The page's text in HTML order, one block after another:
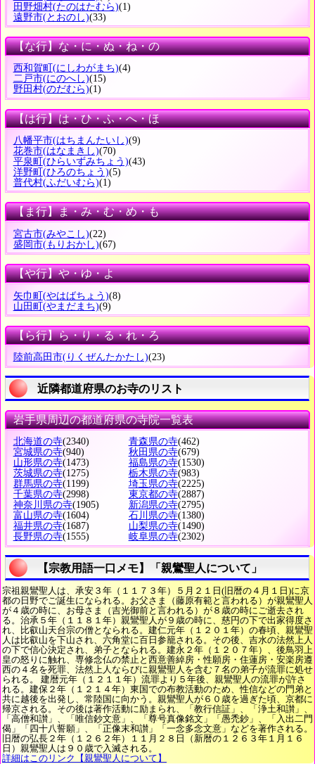
田野畑村(たのはたむら)(1)
遠野市(とおのし)(33)
【な行】な・に・ぬ・ね・の
西和賀町 (にしわがまち)(4)
二戸市(にのへし)(15)
野田村(のだむら)(1)
【は行】は・ひ・ふ・へ・ほ
八幡平市(はちまんたいし)(9)
花巻市(はなまきし)(70)
平泉町 (ひらいずみちょう)(43)
洋野町 (ひろのちょう)(5)
普代村(ふだいむら)(1)
【ま行】ま・み・む・め・も
宮古市(みやこし)(22)
盛岡市(もりおかし)(67)
【や行】や・ゆ・よ
矢巾町(やはばちょう)(8)
山田町(やまだまち)(9)
【ら行】ら・り・る・れ・ろ
陸前高田市(りくぜんたかたし)(23)
近隣都道府県のお寺のリスト
岩手県周辺の都道府県の寺院一覧表
北海道の寺(2340) 青森県の寺(462)
宮城県の寺(940) 秋田県の寺(679)
山形県の寺(1473) 福島県の寺(1530)
茨城県の寺(1275) 栃木県の寺(983)
群馬県の寺(1199) 埼玉県の寺(2225)
千葉県の寺(2998) 東京都の寺(2887)
神奈川県の寺(1905) 新潟県の寺(2795)
富山県の寺(1604) 石川県の寺(1380)
福井県の寺(1687) 山梨県の寺(1490)
長野県の寺(1555) 岐阜県の寺(2302)
【宗教用語一口メモ】「親鸞聖人について」
宗祖親鸞聖人は、承安３年（１１７３年）５月２１日(旧暦の４月１日)に京
都の日野でご誕生になられる。お父さま（藤原有範と言われる）が親鸞聖人
が４歳の時に、お母さま（吉光御前と言われる）が８歳の時にご逝去され
る。治承５年（１１８１年）親鸞聖人が９歳の時に、慈円の下で出家得度さ
れ、比叡山天台宗の僧となられる。建仁元年（１２０１年）の春頃、親鸞聖
人は比叡山を下山され、六角堂に百日参籠される。その後、吉水の法然上人
の下で信心決定され、弟子となられる。建永２年（１２０７年）、後鳥羽上
皇の怒りに触れ、専修念仏の禁止と西意善綽房・性願房・住蓮房・安楽房遵
西の４名を死罪、法然上人ならびに親鸞聖人を含む７名の弟子が流罪に処せ
られる。 建暦元年（１２１１年）流罪より５年後、親鸞聖人の流罪が許さ
れる。建保２年（１２１４年）東国での布教活動のため、性信などの門弟と
共に越後を出発し、常陸国に向かう。親鸞聖人が６０歳を過ぎた頃、京都に
帰京される。その後は著作活動に励まられ、「教行信証」、「浄土和讃」、
「高僧和讃」、「唯信鈔文意」、「尊号真像銘文」「愚禿鈔」、「入出二門
偈」「四十八誓願」、「正像末和讃」「一念多念文意」などを著作される。
旧暦の弘長２年（１２６２年）１１月２８日（新暦の１２６３年１月１６
日）親鸞聖人は９０歳で入滅される。
詳細はこのリンク【親鸞聖人について】